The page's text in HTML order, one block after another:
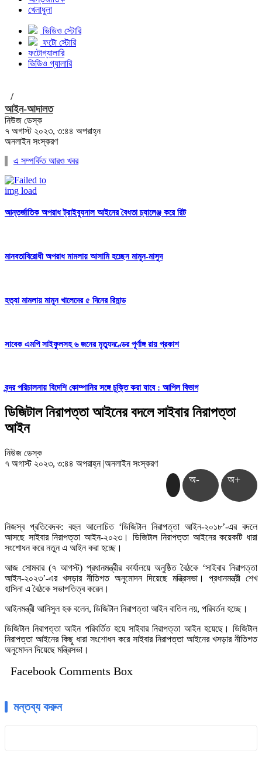
খেলাধুলা
ভিডিও স্টোরি
ফটো স্টোরি
ফটোগ্যালারি
ভিডিও গ্যালারি
/
আইন-আদালত
নিউজ ডেস্ক
৭ অগাস্ট ২০২৩, ৩:৪৪ অপরাহ্ন
অনলাইন সংস্করণ
এ সম্পর্কিত আরও খবর
আন্তর্জাতিক অপরাধ ট্রাইব্যুনাল আইনের বৈধতা চ্যালেঞ্জ করে রিট
মানবতাবিরোধী অপরাধ মামলায় আসামি হচ্ছেন মামুন-মাসুদ
হত্যা মামলায় মামুন খালেদের ৫ দিনের রিমান্ড
সাবেক এমপি সাইফুলসহ ৬ জনের মৃত্যুদণ্ডের পূর্ণাঙ্গ রায় প্রকাশ
বন্দর পরিচালনায় বিদেশি কোম্পানির সঙ্গে চুক্তি করা যাবে : আপিল বিভাগ
ডিজিটাল নিরাপত্তা আইনের বদলে সাইবার নিরাপত্তা
আইন
নিউজ ডেস্ক
৭ অগাস্ট ২০২৩, ৩:৪৪ অপরাহ্ন |অনলাইন সংস্করণ
অ- অ+
নিজস্ব প্রতিবেদক: বহুল আলোচিত ‘ডিজিটাল নিরাপত্তা আইন-২০১৮’-এর বদলে
আসছে সাইবার নিরাপত্তা আইন-২০২৩। ডিজিটাল নিরাপত্তা আইনের কয়েকটি ধারা
সংশোধন করে নতুন এ আইন করা হচ্ছে।
আজ সোমবার (৭ আগস্ট) প্রধানমন্ত্রীর কার্যালয়ে অনুষ্ঠিত বৈঠকে ‘সাইবার নিরাপত্তা
আইন-২০২৩’-এর খসড়ার নীতিগত অনুমোদন দিয়েছে মন্ত্রিসভা। প্রধানমন্ত্রী শেখ
হাসিনা এ বৈঠকে সভাপতিত্ব করেন।
আইনমন্ত্রী আনিসুল হক বলেন, ডিজিটাল নিরাপত্তা আইন বাতিল নয়, পরিবর্তন হচ্ছে।
ডিজিটাল নিরাপত্তা আইন পরিবর্তিত হয়ে সাইবার নিরাপত্তা আইন হয়েছে। ডিজিটাল
নিরাপত্তা আইনের কিছু ধারা সংশোধন করে সাইবার নিরাপত্তা আইনের খসড়ার নীতিগত
অনুমোদন দিয়েছে মন্ত্রিসভা।
Facebook Comments Box
মন্তব্য করুন